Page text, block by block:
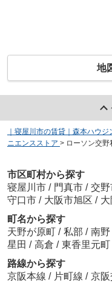
地
｜寝屋川市の賃貸｜森本ハウジ
ニエンスストア > ローソン交
市区町村から探す
寝屋川市 / 門真市 / 交野
守口市 / 大阪市旭区 /
町名から探す
天野が原町 / 私部 / 南野
星田 / 高倉 / 東香里元町
路線から探す
京阪本線 / 片町線 / 京阪